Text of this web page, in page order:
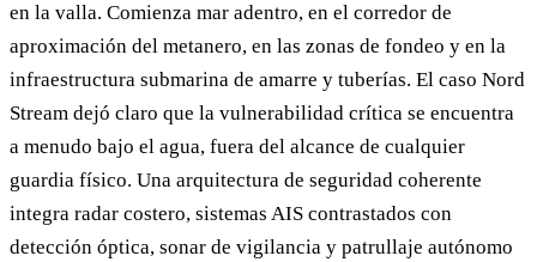
en la valla. Comienza mar adentro, en el corredor de
aproximación del metanero, en las zonas de fondeo y en la
infraestructura submarina de amarre y tuberías. El caso Nord
Stream dejó claro que la vulnerabilidad crítica se encuentra
a menudo bajo el agua, fuera del alcance de cualquier
guardia físico. Una arquitectura de seguridad coherente
integra radar costero, sistemas AIS contrastados con
detección óptica, sonar de vigilancia y patrullaje autónomo